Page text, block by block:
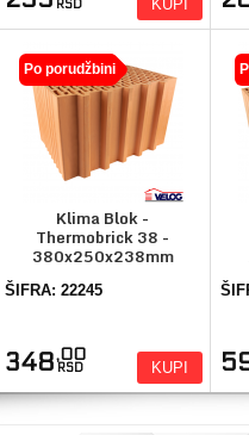
RSD KUPI
Po porudžbini
Klima Blok -
Thermobrick 38 -
380x250x238mm
ŠIFRA: 22245
348,00
RSD KUPI